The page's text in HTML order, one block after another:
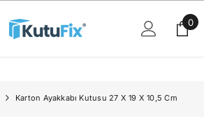
0
0
Karton Ayakkabı Kutusu 27 X 19 X 10,5 Cm